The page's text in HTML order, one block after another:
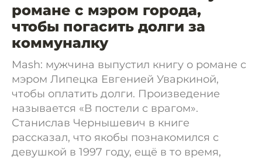
романе с мэром города,
чтобы погасить долги за
коммуналку
Mash: мужчина выпустил книгу о романе с
мэром Липецка Евгенией Уваркиной,
чтобы оплатить долги. Произведение
называется «В постели с врагом».
Станислав Чернышевич в книге
рассказал, что якобы познакомился с
девушкой в 1997 году, ещё в то время,